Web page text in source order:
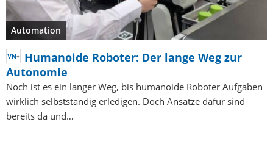
Automation
Humanoide Roboter: Der lange Weg zur
Autonomie
Noch ist es ein langer Weg, bis humanoide Roboter Aufgaben
wirklich selbstständig erledigen. Doch Ansätze dafür sind
bereits da und…